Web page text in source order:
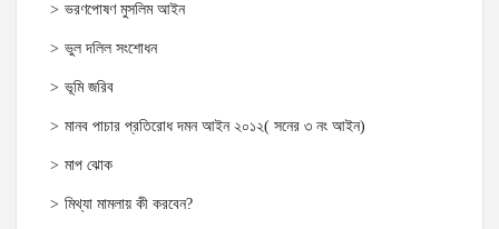
ভরণপোষণ মুসলিম আইন
ভুল দলিল সংশোধন
ভূমি জরিব
মানব পাচার প্রতিরোধ দমন আইন ২০১২( সনের ৩ নং আইন)
মাপ ঝোক
মিথ্যা মামলায় কী করবেন?